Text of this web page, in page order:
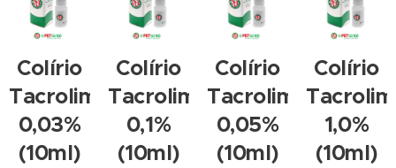
Colírio
Tacrolimus
0,03%
(10ml)
Colírio
Tacrolimus
0,1%
(10ml)
Colírio
Tacrolimus
0,05%
(10ml)
Colírio
1,0%
(10ml)